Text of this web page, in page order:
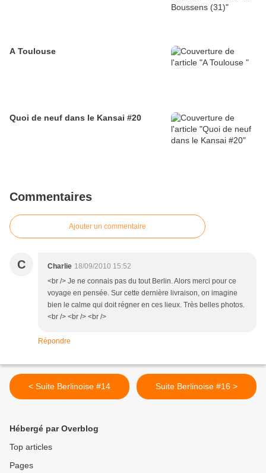
A Toulouse
Quoi de neuf dans le Kansai #20
Commentaires
Ajouter un commentaire
C Charlie 18/09/2010 15:52
<br /> Je ne connais pas du tout Berlin. Alors merci pour ce
voyage en pensée. Sur cette dernière livraison, on imagine
bien le calme qui doit régner en ces lieux. Très belles photos.
<br /> <br /> <br />
Répondre
< Suite Berlinoise #14 Suite Berlinoise #16 >
Hébergé par Overblog
Top articles
Pages